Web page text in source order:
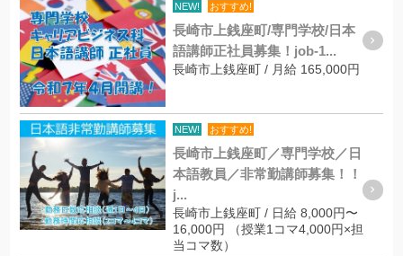
NEW! おすすめ!
長崎市上銭座町/専門学校/日本
語講師正社員募集！job-1...
長崎市上銭座町 / 月給 165,000円
NEW! おすすめ!
長崎市上銭座町／専門学校／日
本語教員／非常勤講師募集！！
j...
長崎市上銭座町 / 日給 8,000円〜
16,000円 （授業1コマ4,000円×担
当コマ数）